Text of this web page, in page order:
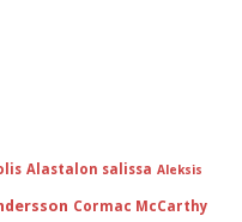
Alastalon salissa Aleksis
Cormac McCarthy